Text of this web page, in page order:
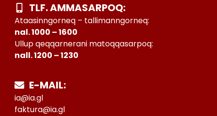
TLF. AMMASARPOQ:
Ataasinngorneq – tallimanngorneq:
nal. 1000 – 1600
Ullup qeqqarnerani matoqqasarpoq:
nall. 1200 – 1230
E-MAIL:
ia@ia.gl
faktura@ia.gl